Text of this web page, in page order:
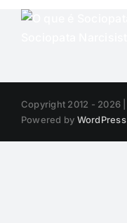
Copyright 2012 - 2026 |
Powered by WordPress